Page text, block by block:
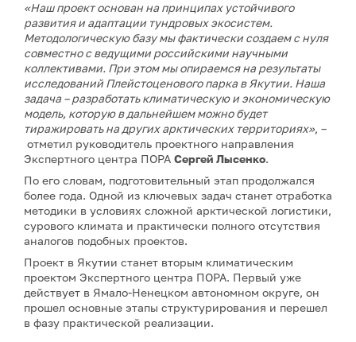
«Наш проект основан на принципах устойчивого
развития и адаптации тундровых экосистем.
Методологическую базу мы фактически создаем с нуля
совместно с ведущими российскими научными
коллективами. При этом мы опираемся на результаты
исследований Плейстоценового парка в Якутии. Наша
задача – разработать климатическую и экономическую
модель, которую в дальнейшем можно будет
тиражировать на других арктических территориях», –
отметил руководитель проектного направления
Экспертного центра ПОРА Сергей Лысенко.
По его словам, подготовительный этап продолжался
более года. Одной из ключевых задач станет отработка
методики в условиях сложной арктической логистики,
сурового климата и практически полного отсутствия
аналогов подобных проектов.
Проект в Якутии станет вторым климатическим
проектом Экспертного центра ПОРА. Первый уже
действует в Ямало-Ненецком автономном округе, он
прошел основные этапы структурирования и перешел
в фазу практической реализации.